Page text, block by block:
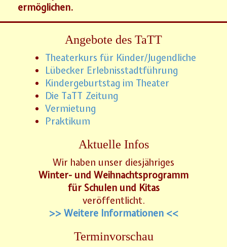
ermöglichen.
Angebote des TaTT
Theaterkurs für Kinder/Jugendliche
Lübecker Erlebnisstadtführung
Kindergeburtstag im Theater
Die TaTT Zeitung
Vermietung
Praktikum
Aktuelle Infos
Wir haben unser diesjähriges
Winter- und Weihnachtsprogramm
für Schulen und Kitas
veröffentlicht.
>> Weitere Informationen <<
Terminvorschau